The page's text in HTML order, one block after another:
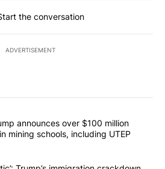
the conversation
ADVERTISEMENT
most commented articles in the last
Trump announces over $100
announces over $100 million
mining schools, including UTEP